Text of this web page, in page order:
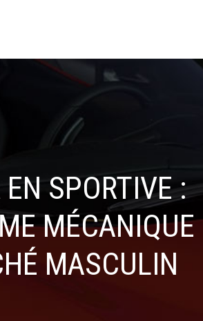
EN SPORTIVE :
MÉCANIQUE
MASCULIN